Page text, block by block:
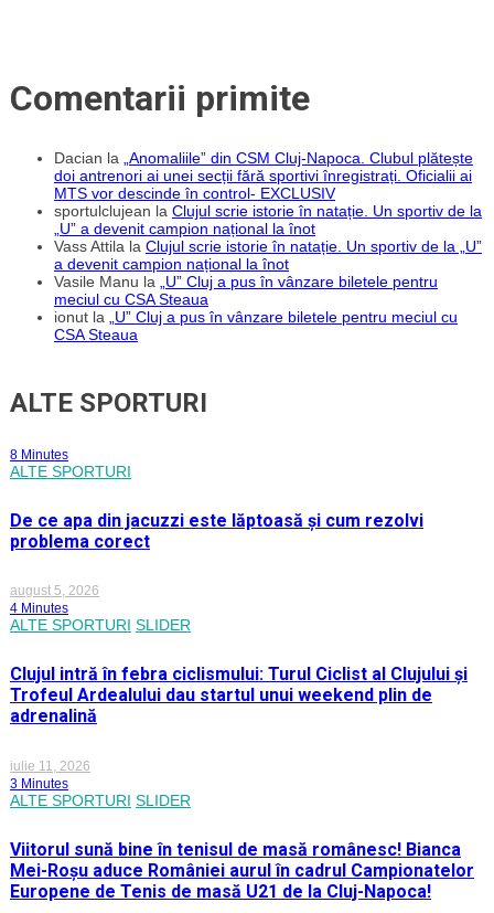
Comentarii primite
Dacian la
„Anomaliile” din CSM Cluj-Napoca. Clubul plătește
doi antrenori ai unei secții fără sportivi înregistrați. Oficialii ai
MTS vor descinde în control- EXCLUSIV
sportulclujean la Clujul scrie istorie în natație. Un sportiv de la
„U” a devenit campion național la înot
Vass Attila la Clujul scrie istorie în natație. Un sportiv de la „U”
a devenit campion național la înot
Vasile Manu la
„U” Cluj a pus în vânzare biletele pentru
meciul cu CSA Steaua
ionut la
„U” Cluj a pus în vânzare biletele pentru meciul cu
CSA Steaua
ALTE SPORTURI
8 Minutes
ALTE SPORTURI
De ce apa din jacuzzi este lăptoasă și cum rezolvi
problema corect
august 5, 2026
4 Minutes
ALTE SPORTURI SLIDER
Clujul intră în febra ciclismului: Turul Ciclist al Clujului și
Trofeul Ardealului dau startul unui weekend plin de
adrenalină
iulie 11, 2026
3 Minutes
ALTE SPORTURI SLIDER
Viitorul sună bine în tenisul de masă românesc! Bianca
Mei-Roșu aduce României aurul în cadrul Campionatelor
Europene de Tenis de masă U21 de la Cluj-Napoca!